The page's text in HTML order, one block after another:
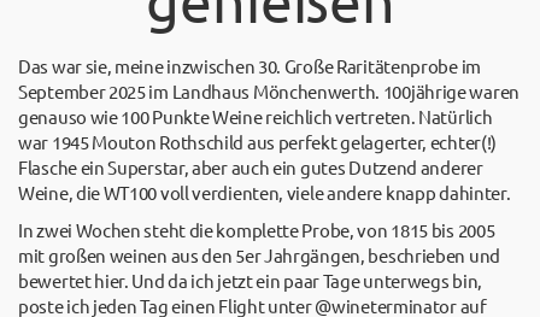
Das war sie, meine inzwischen 30. Große Raritätenprobe im
September 2025 im Landhaus Mönchenwerth. 100jährige waren
genauso wie 100 Punkte Weine reichlich vertreten. Natürlich
war 1945 Mouton Rothschild aus perfekt gelagerter, echter(!)
Flasche ein Superstar, aber auch ein gutes Dutzend anderer
Weine, die WT100 voll verdienten, viele andere knapp dahinter.
In zwei Wochen steht die komplette Probe, von 1815 bis 2005
mit großen weinen aus den 5er Jahrgängen, beschrieben und
bewertet hier. Und da ich jetzt ein paar Tage unterwegs bin,
poste ich jeden Tag einen Flight unter @wineterminator auf